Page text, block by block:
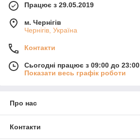
Працює з 29.05.2019
м. Чернігів
Чернігів, Україна
Контакти
Сьогодні працює з 09:00 до 23:00
Показати весь графік роботи
Про нас
Контакти